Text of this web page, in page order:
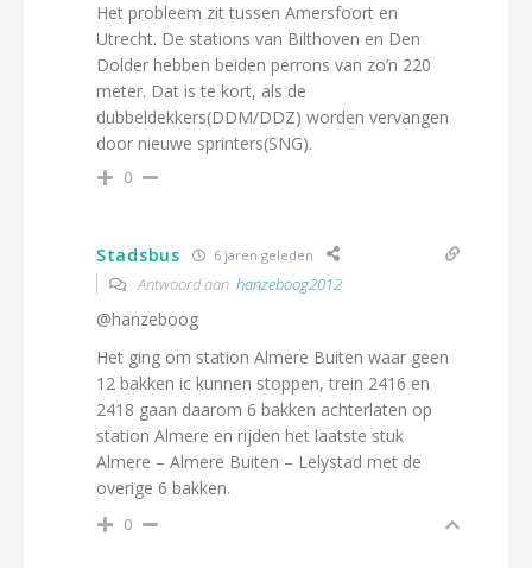
Het probleem zit tussen Amersfoort en
Utrecht. De stations van Bilthoven en Den
Dolder hebben beiden perrons van zo’n 220
meter. Dat is te kort, als de
dubbeldekkers(DDM/DDZ) worden vervangen
door nieuwe sprinters(SNG).
0
Stadsbus 6 jaren geleden
Antwoord aan hanzeboog2012
@hanzeboog
Het ging om station Almere Buiten waar geen
12 bakken ic kunnen stoppen, trein 2416 en
2418 gaan daarom 6 bakken achterlaten op
station Almere en rijden het laatste stuk
Almere – Almere Buiten – Lelystad met de
overige 6 bakken.
0